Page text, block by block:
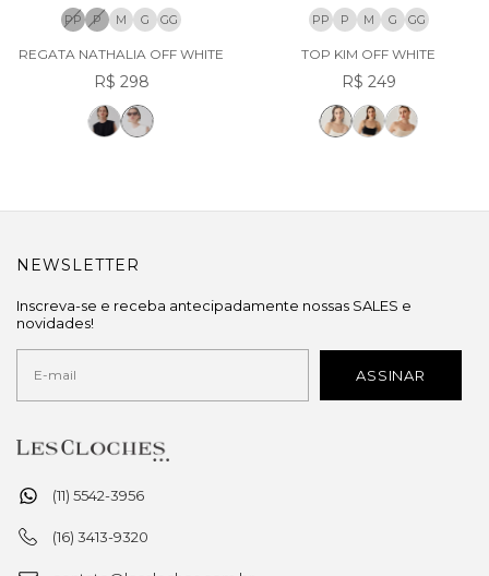
PP P M G GG
REGATA NATHALIA OFF WHITE
R$ 298
PP P M G GG
TOP KIM OFF WHITE
R$ 249
(11) 5542-3956
(16) 3413-9320
NEWSLETTER
Inscreva-se e receba antecipadamente nossas SALES e
novidades!